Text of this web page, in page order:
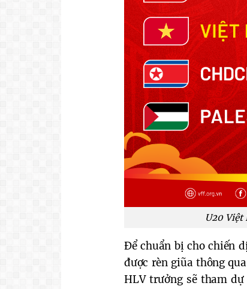
U20 Việt
Để chuẩn bị cho chiến
được rèn giũa thông
HLV trưởng sẽ tham